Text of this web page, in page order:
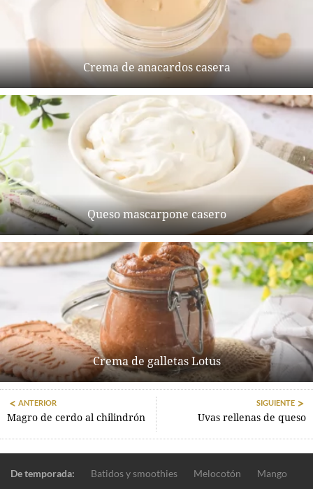
Crema de anacardos casera
Queso mascarpone casero
Crema de galletas Lotus
ANTERIOR
Magro de cerdo al chilindrón
SIGUIENTE
Uvas rellenas de queso
De temporada: Batidos y smoothies Melocotón Mango